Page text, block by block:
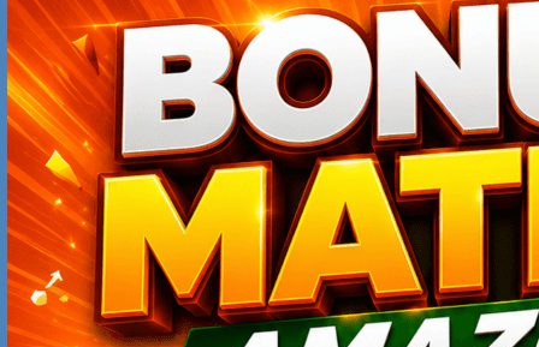
RECENT POSTS
4 Alasan Kunci Kenapa Independensi Bank Indonesia Sangat
Penting bagi Ekonomi Indonesia
Antisipasi Ancaman Gelombang PHK: Cara Mempersiapkan
Diri Sebelum Terlambat
Mengapa Ekonomi Vietnam Sedang “On Fire”? Rahasia
Kebijakan Industri yang Mengubah Negara Berkembang